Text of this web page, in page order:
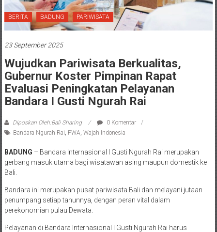
BERITA BADUNG PARIWISATA
23 September 2025
Wujudkan Pariwisata Berkualitas,
Gubernur Koster Pimpinan Rapat
Evaluasi Peningkatan Pelayanan
Bandara I Gusti Ngurah Rai
Diposkan Oleh:Bali Sharing
0 Komentar
Bandara Ngurah Rai PWA Wajah Indonesia
BADUNG – Bandara Internasional I Gusti Ngurah Rai merupakan
gerbang masuk utama bagi wisatawan asing maupun domestik ke
Bali.
Bandara ini merupakan pusat pariwisata Bali dan melayani jutaan
penumpang setiap tahunnya, dengan peran vital dalam
perekonomian pulau Dewata.
Pelayanan di Bandara Internasional I Gusti Ngurah Rai harus